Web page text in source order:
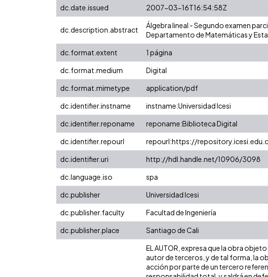
dc.date.issued
2007-03-16T16:54:58Z
dc.description.abstract
Álgebra lineal - Segundo examen
Departamento de Matemáticas y
dc.format.extent 1 página
dc.format.medium
Digital
dc.format.mimetype
application/pdf
dc.identifier.instname
instname:Universidad Icesi
dc.identifier.reponame
reponame:Biblioteca Digital
dc.identifier.repourl
repourl:https://
dc.identifier.uri
http://hdl.handle.net/10906/3098
dc.language.iso
spa
dc.publisher
Universidad Icesi
dc.publisher.faculty
Facultad de Ingeniería
dc.publisher.place
Santiago de Cali
EL AUTOR, expresa que la obra
autor de terceros, y de tal forma, la
acción por parte de un tercero